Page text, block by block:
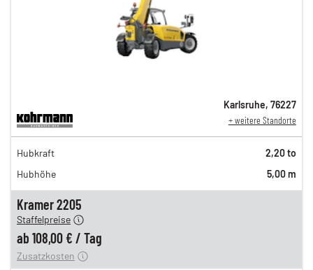
Kramer 2205
188,00 €
153,00 €
130,00 €
Staffelpreise
ab 108,00 € / Tag
12,00 €
Zusatzkosten
Karlsruhe, 76227
+ weitere Standorte
Hubkraft
2,20 to
Hubhöhe
5,00 m